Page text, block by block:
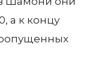
а к концу